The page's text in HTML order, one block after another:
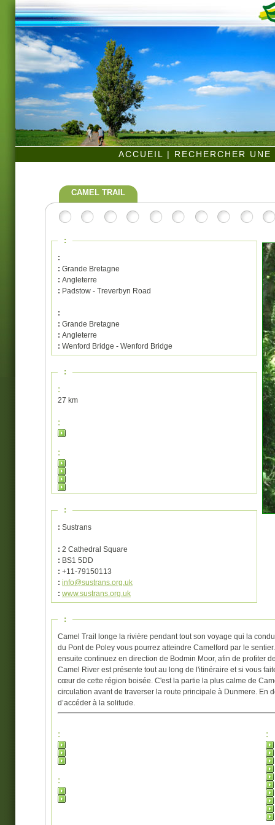
ACCUEIL | RECHERCHER
CAMEL TRAIL
:
:
: Grande Bretagne
: Angleterre
: Padstow - Treverbyn Road
:
: Grande Bretagne
: Angleterre
: Wenford Bridge - Wenford Bridge
:
:
27 km
:
:
:
: Sustrans
: 2 Cathedral Square
: BS1 5DD
: +11-79150113
: info@sustrans.org.uk
: www.sustrans.org.uk
:
Camel Trail longe la rivière pendant tout son voyage qui la
du Pont de Poley vous pourrez atteindre Camelford par le
ensuite continuez en direction de Bodmin Moor, afin de profiter
Camel River est présente tout au long de l'itinéraire et si vous
cœur de cette région boisée. C'est la partie la plus calme de
circulation avant de traverser la route principale à Dunmere. En
d’accéder à la solitude.
:
:
: